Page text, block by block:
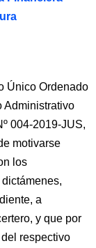
Único Ordenado
Administrativo
004-2019-JUS,
motivarse
los
a
y que por
respectivo